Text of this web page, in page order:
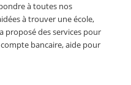
à toutes nos
à trouver une école,
proposé des services pour
bancaire, aide pour